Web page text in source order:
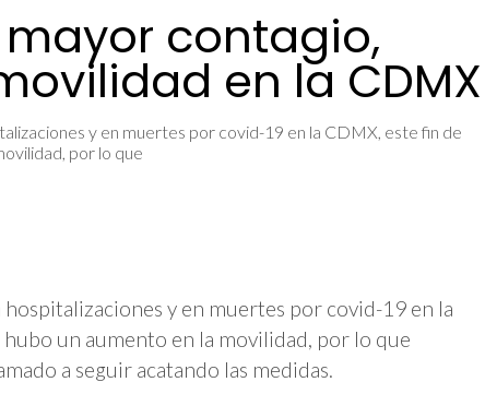
mayor contagio,
en la CDMX
y en muertes por covid-19 en la CDMX, este fin de
por lo que
y en muertes por covid-19 en la
hubo un aumento en la movilidad, por lo que
a seguir acatando las medidas.